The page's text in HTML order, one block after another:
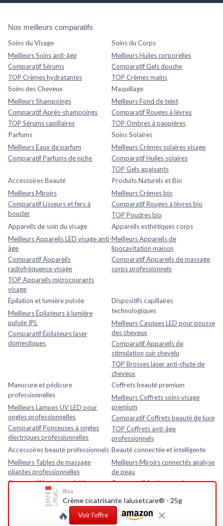
Ibsa
Crème cicatrisante Ialusetcare® - 25g
🔥 Voir l'offre
Nos meilleurs comparatifs
Soins du Visage
Meilleurs Soins anti-âge
Comparatif Sérums
TOP Crèmes hydratantes
Soins du Corps
Meilleurs Huiles corporelles
Comparatif Gels douche
TOP Crèmes mains
Soins des Cheveux
Meilleurs Shampoings
Comparatif Après-shampoings
TOP Sérums capillaires
Maquillage
Meilleurs Fond de teint
Comparatif Rouges à lèvres
TOP Ombres à paupières
Parfums
Meilleurs Eaux de parfum
Comparatif Parfums de niche
Soins Solaires
Meilleurs Crèmes solaires visage
Comparatif Huiles solaires
TOP Gels apaisants
Accessoires Beauté
Meilleurs Miroirs
Comparatif Lisseurs et fers à
boucler
Produits Naturels et Bio
Meilleurs Crèmes bio
Comparatif Rouges à lèvres bio
TOP Poudres bio
Appareils de soin du visage
Meilleurs Appareils LED visage anti-
âge
Comparatif Appareils
radiofréquence visage
TOP Appareils microcourants
visage
Appareils esthétiques corps
Meilleurs Appareils de
lipocavitation maison
Comparatif Appareils de massage
corps professionnels
Épilation et lumière pulsée
Meilleurs Épilateurs à lumière
pulsée IPL
Comparatif Épilateurs laser
domestiques
Dispositifs capillaires
technologiques
Meilleurs Casques LED pour pousse
des cheveux
Comparatif Appareils de
stimulation cuir chevelu
TOP Brosses laser anti-chute de
cheveux
Manucure et pédicure
professionnelles
Meilleurs Lampes UV LED pour
ongles professionnelles
Comparatif Ponceuses à ongles
électriques professionnelles
Coffrets beauté premium
Meilleurs Coffrets soins visage
premium
Comparatif Coffrets beauté de luxe
TOP Coffrets anti-âge
professionnels
Accessoires beauté professionnels
Meilleurs Tables de massage
pliantes professionnelles
Comparatif Loupes esthétiques
avec lampe LED
TOP Fauteuils esthétiques
Beauté connectée et intelligente
Meilleurs Miroirs connectés analyse
de peau
Comparatif Analyseurs de peau
TOP Appareils beauté intelligents
avec application mobile
Rasage et soins homme